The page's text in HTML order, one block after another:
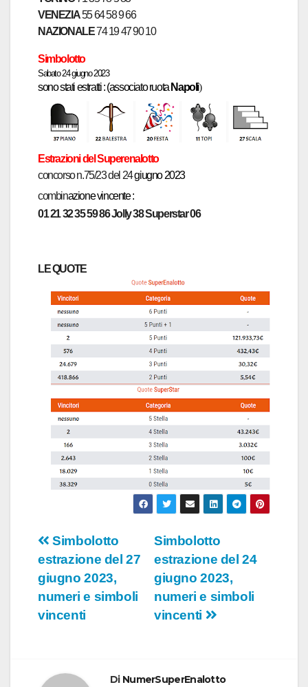
VENEZIA55 64 58 9 66
NAZIONALE74 19 47 90 10
Simbolotto
Sabato 24giugno 2023
sono stati estratti :(associato ruota Napoli)
Estrazioni del Superenalotto
concorso n.75/23 del 24giugno 2023
combinazione vincente :
01 21 32 35 59 86Jolly 38 Superstar 06
LE QUOTE
Navigazione
articoli
Simbolotto
estrazione del 24
giugno 2023,
numeri e simboli
vincenti
Simbolotto
estrazione del 27
giugno 2023,
numeri e simboli
vincenti
Di NumerSuperEnalotto